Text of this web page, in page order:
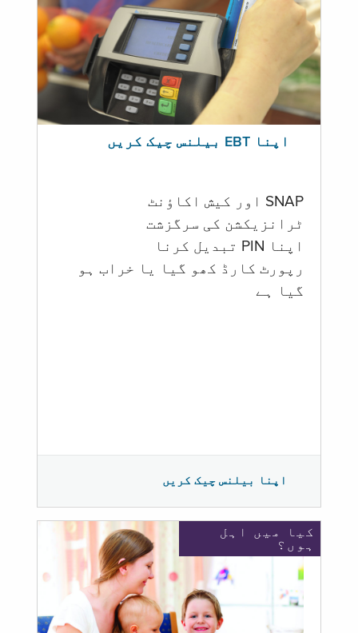
اپنا EBT بیلنس چیک کریں
SNAP اور کیش اکاؤنٹ
ٹرانزیکشن کی سرگزشت
اپنا PIN تبدیل کرنا
رپورٹ کارڈ کھو گیا یا خراب ہو
گيا ہے
اپنا بیلنس چیک کریں
کیا میں اہل
ہوں؟